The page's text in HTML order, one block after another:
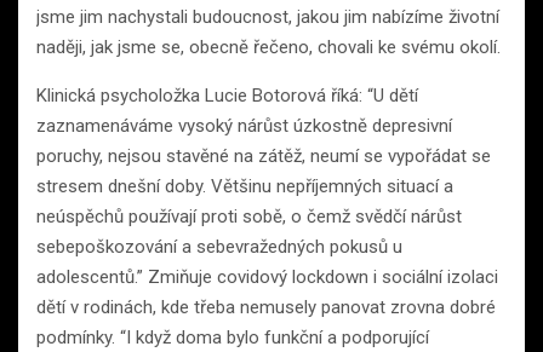
jsme jim nachystali budoucnost, jakou jim nabízíme životní
naději, jak jsme se, obecně řečeno, chovali ke svému okolí.
Klinická psycholožka Lucie Botorová říká: “U dětí
zaznamenáváme vysoký nárůst úzkostně depresivní
poruchy, nejsou stavěné na zátěž, neumí se vypořádat se
stresem dnešní doby. Většinu nepříjemných situací a
neúspěchů používají proti sobě, o čemž svědčí nárůst
sebepoškozování a sebevražedných pokusů u
adolescentů.” Zmiňuje covidový lockdown i sociální izolaci
dětí v rodinách, kde třeba nemusely panovat zrovna dobré
podmínky. “I když doma bylo funkční a podporující